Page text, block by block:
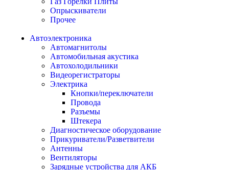
Опрыскиватели
Прочее
Автоэлектроника
Автомагнитолы
Автомобильная акустика
Автохолодильники
Видеорегистраторы
Электрика
Кнопки/переключатели
Провода
Разъемы
Штекера
Диагностическое оборудование
Прикуриватели/Разветвители
Антенны
Вентиляторы
Зарядные устройства для АКБ